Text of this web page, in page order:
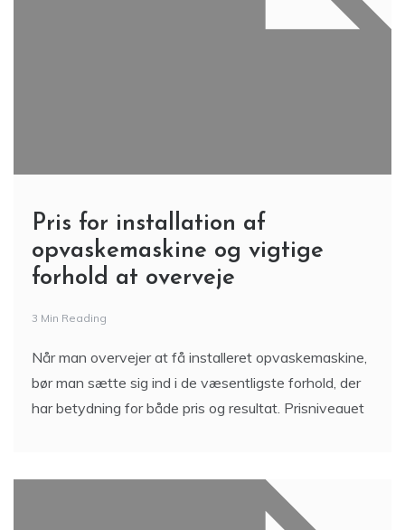
Pris for installation af
opvaskemaskine og vigtige
forhold at overveje
3 Min Reading
Når man overvejer at få installeret opvaskemaskine,
bør man sætte sig ind i de væsentligste forhold, der
har betydning for både pris og resultat. Prisniveauet